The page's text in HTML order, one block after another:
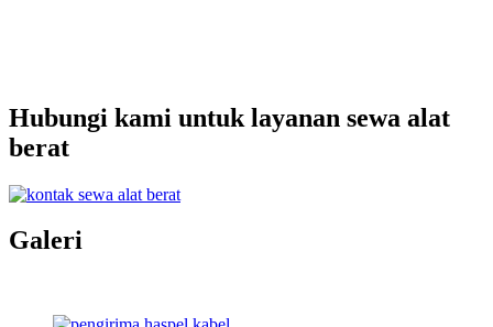
Hubungi kami untuk layanan sewa alat
berat
Galeri